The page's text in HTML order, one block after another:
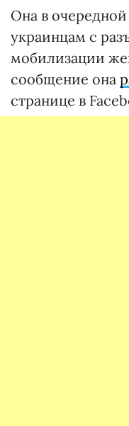
Она в очередной
украинцам с
мобилизации
сообщение она
странице в